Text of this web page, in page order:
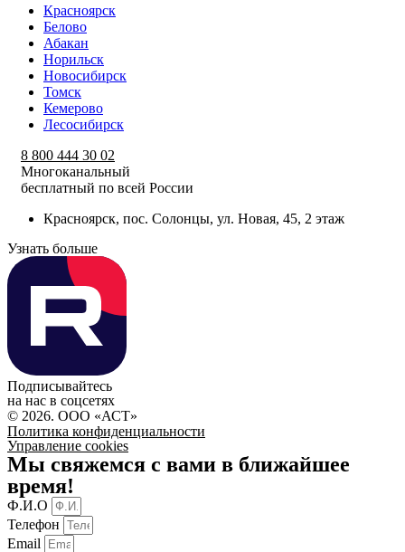
Красноярск
Белово
Абакан
Норильск
Новосибирск
Томск
Кемерово
Лесосибирск
8 800 444 30 02
Многоканальный
бесплатный по всей России
Красноярск, пос. Солонцы, ул. Новая, 45, 2 этаж
Узнать больше
Подписывайтесь
на нас в соцсетях
© 2026. ООО «АСТ»
Политика конфиденциальности
Управление cookies
Мы свяжемся с вами в ближайшее
время!
Ф.И.О
Телефон
Email